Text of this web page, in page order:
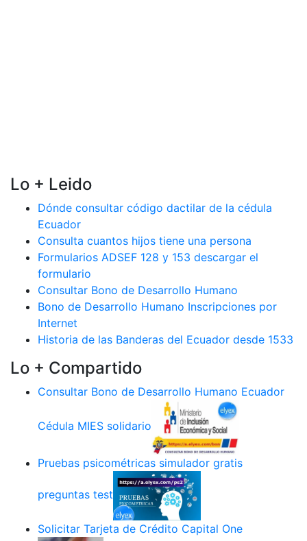
Lo + Leido
Dónde consultar código dactilar de la cédula
Ecuador
Consulta cuantos hijos tiene una persona
Formularios ADSEF 128 y 153 descargar el
formulario
Consultar Bono de Desarrollo Humano
Bono de Desarrollo Humano Inscripciones por
Internet
Historia de las Banderas del Ecuador desde 1533
Lo + Compartido
Consultar Bono de Desarrollo Humano Ecuador
Cédula MIES solidario
Pruebas psicométricas simulador gratis
preguntas test
Solicitar Tarjeta de Crédito Capital One